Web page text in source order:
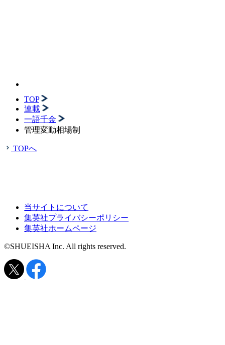
TOP
連載
一語千金
管理変動相場制
TOPへ
当サイトについて
集英社プライバシーポリシー
集英社ホームページ
©SHUEISHA Inc. All rights reserved.